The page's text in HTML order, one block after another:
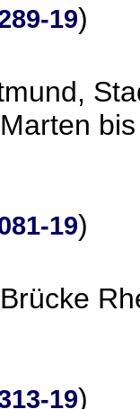
19)
19)
19)